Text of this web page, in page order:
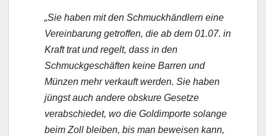
„Sie haben mit den Schmuckhändlern eine
Vereinbarung getroffen, die ab dem 01.07. in
Kraft trat und regelt, dass in den
Schmuckgeschäften keine Barren und
Münzen mehr verkauft werden. Sie haben
jüngst auch andere obskure Gesetze
verabschiedet, wo die Goldimporte solange
beim Zoll bleiben, bis man beweisen kann,